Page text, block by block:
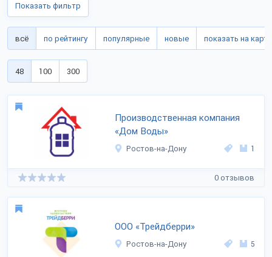
Показать фильтр
всё по рейтингу популярные новые показать на карте
48 100 300
Производственная компания
«Дом Воды»
Ростов-на-Дону 1
0 отзывов
ООО «Трейдберри»
Ростов-на-Дону 5